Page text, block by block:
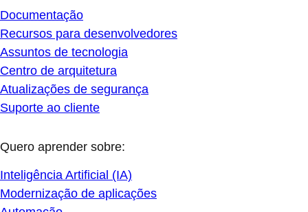
Documentação
Recursos para desenvolvedores
Assuntos de tecnologia
Centro de arquitetura
Atualizações de segurança
Suporte ao cliente
Quero aprender sobre:
Inteligência Artificial (IA)
Modernização de aplicações